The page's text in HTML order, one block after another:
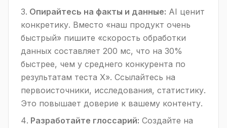
Опирайтесь на факты и данные: AI ценит
конкретику. Вместо «наш продукт очень
быстрый» пишите «скорость обработки
данных составляет 200 мс, что на 30%
быстрее, чем у среднего конкурента по
результатам теста X». Ссылайтесь на
первоисточники, исследования, статистику.
Это повышает доверие к вашему контенту.
Разработайте глоссарий: Создайте на